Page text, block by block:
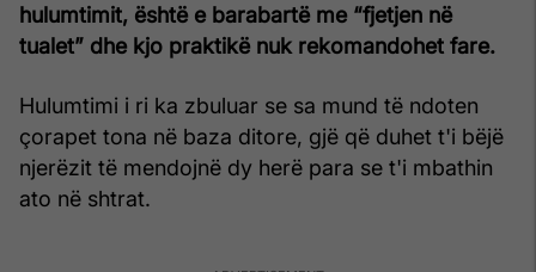
hulumtimit, është e barabartë me “fjetjen në
tualet” dhe kjo praktikë nuk rekomandohet fare.
Hulumtimi i ri ka zbuluar se sa mund të ndoten
çorapet tona në baza ditore, gjë që duhet t'i bëjë
njerëzit të mendojnë dy herë para se t'i mbathin
ato në shtrat.